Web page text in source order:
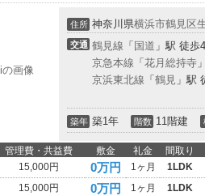
住所 神奈川県横浜市鶴見区
交通 鶴見線 「 国道 」駅 徒歩
京急本線 「 花月総持寺
京浜東北線 「 鶴見 」駅
築年 築1年 階数 11階建
管理費・共益費 敷金 礼金 間取り
15,000円 0万円 1ヶ月 1LDK
15,000円 0万円 1ヶ月 1LDK